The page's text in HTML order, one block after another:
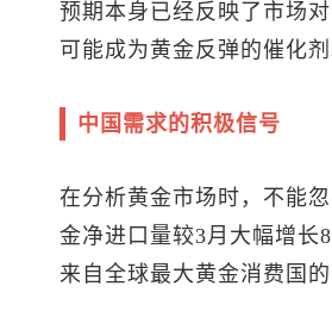
预期本身已经反映了市场
可能成为黄金反弹的催化剂
中国需求的积极信号
在分析黄金市场时，不能
金净进口量较3月大幅增长
来自全球最大黄金消费国